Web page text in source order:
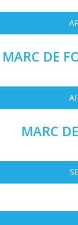
MARC DE
MARC